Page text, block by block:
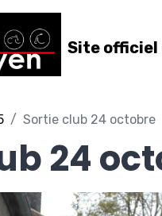
Site officiel
Sortie club 24 octobre
24